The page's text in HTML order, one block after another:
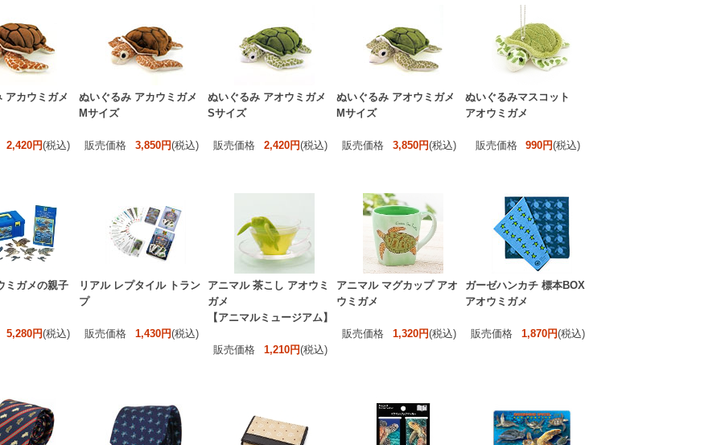
アカウミガメ
2,420円(税込)
ぬいぐるみ アカウミガメ
Mサイズ
販売価格 3,850円(税込)
ぬいぐるみ アオウミガメ
Sサイズ
販売価格 2,420円(税込)
ぬいぐるみ アオウミガメ
Mサイズ
販売価格 3,850円(税込)
ぬいぐるみマスコット
アオウミガメ
販売価格 990円(税込)
ミガメの親子
5,280円(税込)
リアル レプタイル トラン
プ
販売価格 1,430円(税込)
アニマル 茶こし アオウミ
ガメ
【アニマルミュージアム】
販売価格 1,210円(税込)
アニマル マグカップ アオ
ウミガメ
販売価格 1,320円(税込)
ガーゼハンカチ 標本BOX
アオウミガメ
販売価格 1,870円(税込)